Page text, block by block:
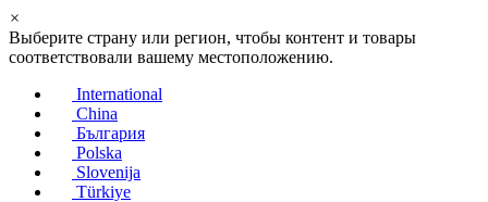
×
Выберите страну или регион, чтобы контент и товары
соответствовали вашему местоположению.
International
China
България
Polska
Slovenija
Türkiye